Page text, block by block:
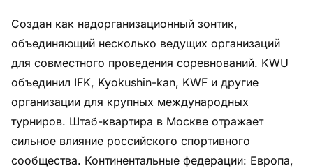
Создан как надорганизационный зонтик,
объединяющий несколько ведущих организаций
для совместного проведения соревнований. KWU
объединил IFK, Kyokushin-kan, KWF и другие
организации для крупных международных
турниров. Штаб-квартира в Москве отражает
сильное влияние российского спортивного
сообщества. Континентальные федерации: Европа,